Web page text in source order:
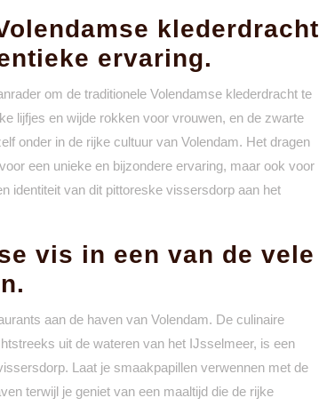
klederdracht
ervaring.
om de traditionele Volendamse klederdracht te
lijfjes en wijde rokken voor vrouwen, en de zwarte
onder in de rijke cultuur van Volendam. Het dragen
een unieke en bijzondere ervaring, maar ook voor
identiteit van dit pittoreske vissersdorp aan het
vis in een van de vele
aan de haven van Volendam. De culinaire
uit de wateren van het IJsselmeer, is een
Laat je smaakpapillen verwennen met de
terwijl je geniet van een maaltijd die de rijke